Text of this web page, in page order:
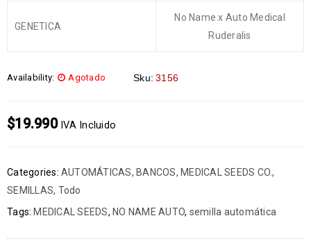
GENETICA
No Name x Auto Medical
Ruderalis
Availability: Agotado Sku: 3156
$19.990 IVA Incluido
Categories: AUTOMÁTICAS, BANCOS, MEDICAL SEEDS CO.,
SEMILLAS, Todo
Tags: MEDICAL SEEDS, NO NAME AUTO, semilla automática